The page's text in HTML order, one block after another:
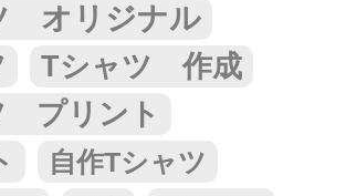
オリジナル
Tシャツ 作成
プリント
自作Tシャツ